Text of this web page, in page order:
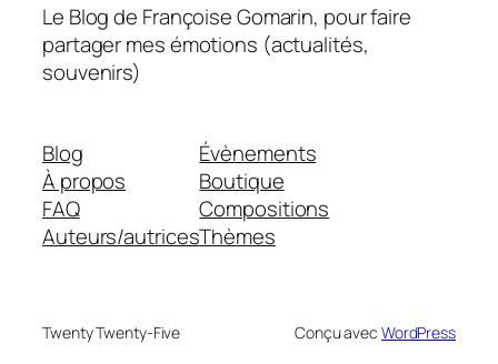
Le Blog de Françoise Gomarin, pour faire
partager mes émotions (actualités,
souvenirs)
Blog
À propos
FAQ
Auteurs/autrices
Évènements
Boutique
Compositions
Thèmes
Twenty Twenty-Five Conçu avec WordPress